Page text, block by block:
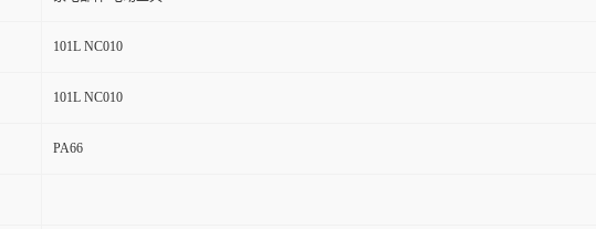
101L NC010
101L NC010
PA66